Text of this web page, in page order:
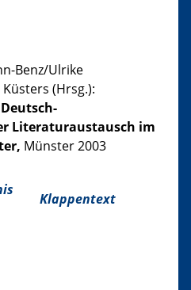
Benz/Ulrike
(Hrsg.):
Literaturaustausch im
Münster 2003
Klappentext